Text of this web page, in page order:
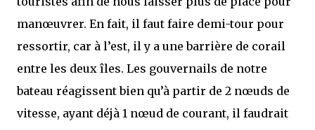
manœuvrer. En fait, il faut faire demi-tour pour
ressortir, car à l’est, il y a une barrière de corail
entre les deux îles. Les gouvernails de notre
bateau réagissent bien qu’à partir de 2 nœuds de
vitesse, ayant déjà 1 nœud de courant, il faudrait